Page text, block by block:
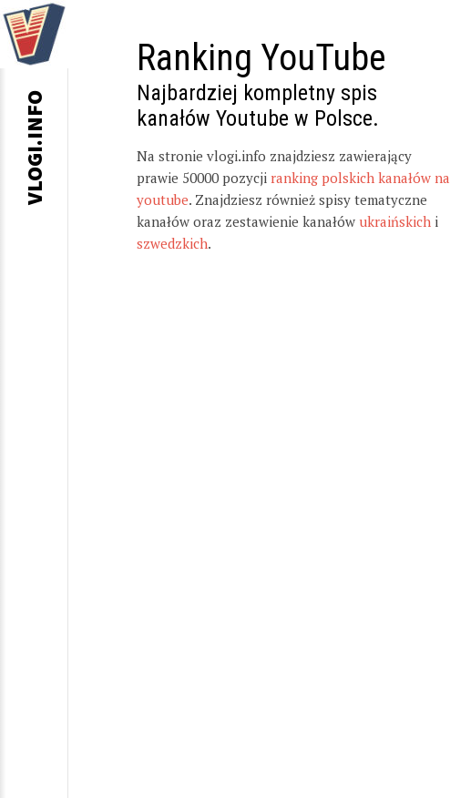
Ranking YouTube
Najbardziej kompletny spis
kanałów Youtube w Polsce.
Na stronie vlogi.info znajdziesz zawierający
prawie 50000 pozycji ranking polskich kanałów na
youtube. Znajdziesz również spisy tematyczne
kanałów oraz zestawienie kanałów ukraińskich i
szwedzkich.
VLOGI.INFO